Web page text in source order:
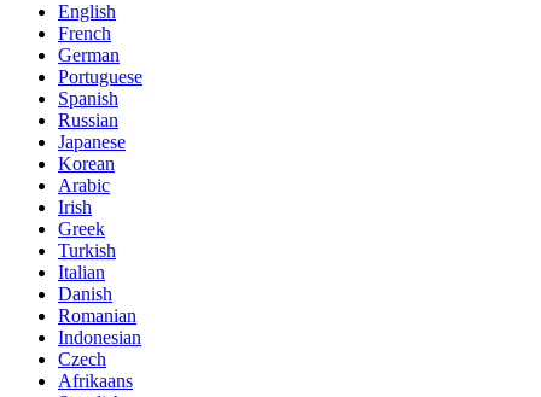
English
French
German
Portuguese
Spanish
Russian
Japanese
Korean
Arabic
Irish
Greek
Turkish
Italian
Danish
Romanian
Indonesian
Czech
Afrikaans